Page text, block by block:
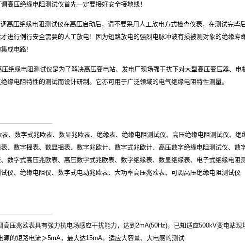
高压绝缘电阻测试仪首先一定要接好安全接地线！
高压绝缘电阻测试仪在高压启动后，请不要采用人工放电方式检查仪表，在测试完毕
进行例行安全需要的人工放电！因为短路放电的强烈电脉冲波有损被测对象的绝缘寿
成电路！
压绝缘电阻测试仪是为了解决高压变电站、发电厂现场强干扰下对大型高压变压器、电
缘电阻特性的测试而设计研制。它亦可用于广泛领域的电气绝缘电阻特性测量。
表、数字式兆欧表、数显兆欧表、绝缘表、绝缘电阻测试仪、高压绝缘电阻测试仪、绝
、数字摇表、数显摇表、数字兆欧计、数字式兆欧计、高压数字绝缘电阻测试仪、数
数字式高压兆欧表、高压数字式兆欧表、数字绝缘表、数显绝缘表、电子式绝缘电
仪、绝缘电阻仪、数字式电动兆欧表、大功率高压兆欧表、可调高压绝缘电阻测试仪
高压兆欧表具有强力抗电场感应干扰能力，达到2mA(50Hz)，已知适应500kV变电站
源的短路电流＞5mA，最大达15mA。适应大容量、大电感的测试